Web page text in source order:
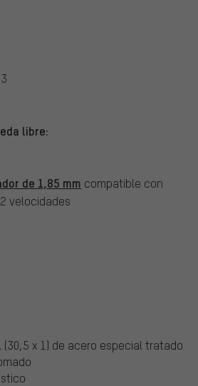
libre:
de 1,85 mm compatible con
velocidades
x 1) de acero especial tratado